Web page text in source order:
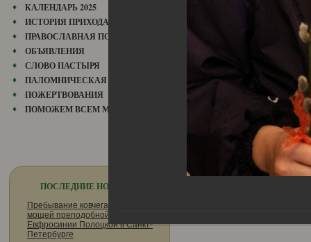
КАЛЕНДАРЬ 2025
ИСТОРИЯ ПРИХОДА
ПРАВОСЛАВНАЯ ПОЭЗИЯ
ОБЪЯВЛЕНИЯ
СЛОВО ПАСТЫРЯ
ПАЛОМНИЧЕСКАЯ СЛУЖБА
ПОЖЕРТВОВАНИЯ
ПОМОЖЕМ ВСЕМ МИРОМ
ПОСЛЕДНИЕ НОВОСТИ
Пребывание ковчега с частицей
мощей преподобной
Евфросинии Полоцкой в Санкт-
Петербурге